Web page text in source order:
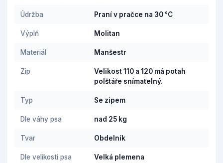
Údržba Praní v pračce na 30 °C
Výplň Molitan
Materiál Manšestr
Zip
Velikost 110 a 120 má potah
polštáře snímatelný.
Typ Se zipem
Dle váhy psa nad 25 kg
Tvar Obdelník
Dle velikosti psa Velká plemena